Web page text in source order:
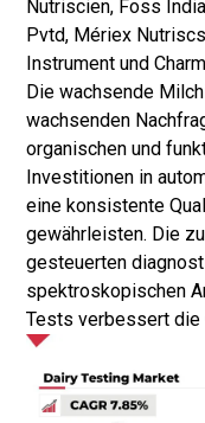
Nutriscien, Foss
Pvtd, Mériex
Instrument und
Die wachsende
wachsenden
organischen und
Investitionen in
eine konsistente
gewährleisten. Die
gesteuerten
spektroskopischen
Tests verbessert die